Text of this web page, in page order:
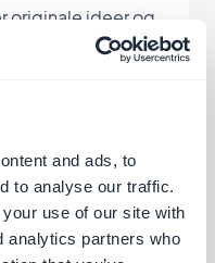
and ads, to
to analyse our traffic.
use of our site with
analytics partners who
originale ideer og
for at skabe en